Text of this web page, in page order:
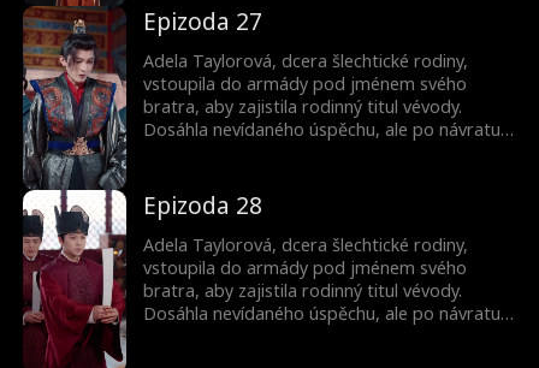
Nečekaně se znovu narodila jako princezna.
Pak začala svou cestu pomsty...
Epizoda 27
Adela Taylorová, dcera šlechtické rodiny,
vstoupila do armády pod jménem svého
bratra, aby zajistila rodinný titul vévody.
Dosáhla nevídaného úspěchu, ale po návratu
Nečekaně se znovu narodila jako princezna.
Pak začala svou cestu pomsty...
Epizoda 28
Adela Taylorová, dcera šlechtické rodiny,
vstoupila do armády pod jménem svého
bratra, aby zajistila rodinný titul vévody.
Dosáhla nevídaného úspěchu, ale po návratu